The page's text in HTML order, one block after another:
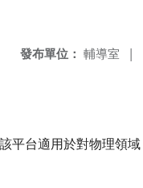
發布單位： 輔導室 |
平台適用於對物理領域